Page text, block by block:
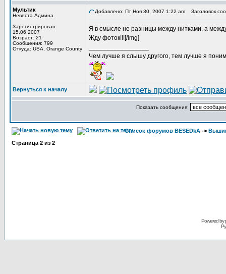
Мультик
Невеста Админа
Зарегистрирован:
15.06.2007
Возраст: 21
Сообщения: 799
Откуда: USA, Orange County
Добавлено: Пт Ноя 30, 2007 1:22 am Заголовок
Я в смысле не разницы между нитками, а
Жду фоток!!![/img]
Чем лучше я слышу другого, тем лучше я
Вернуться к началу
Показать сообщения:
Список форумов BESEDkA ->
Страница 2 из 2
Powered by